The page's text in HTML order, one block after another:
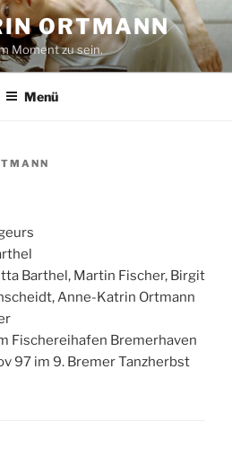
ORTMANN
Moment zu sein.
Menü
Barthel, Martin Fischer, Birgit
Anne-Katrin Ortmann
Fischereihafen Bremerhaven
97 im 9. Bremer Tanzherbst